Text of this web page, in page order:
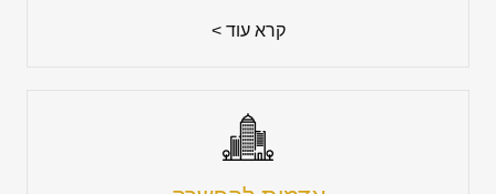
קרא עוד >